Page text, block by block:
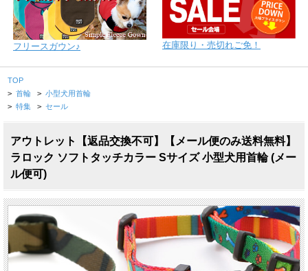
フリースガウン♪ 在庫限り・売切れご免！
TOP
> 首輪 > 小型犬用首輪
> 特集 > セール
アウトレット【返品交換不可】【メール便のみ送料無料】
ラロック ソフトタッチカラー Sサイズ 小型犬用首輪 (メー
ル便可)